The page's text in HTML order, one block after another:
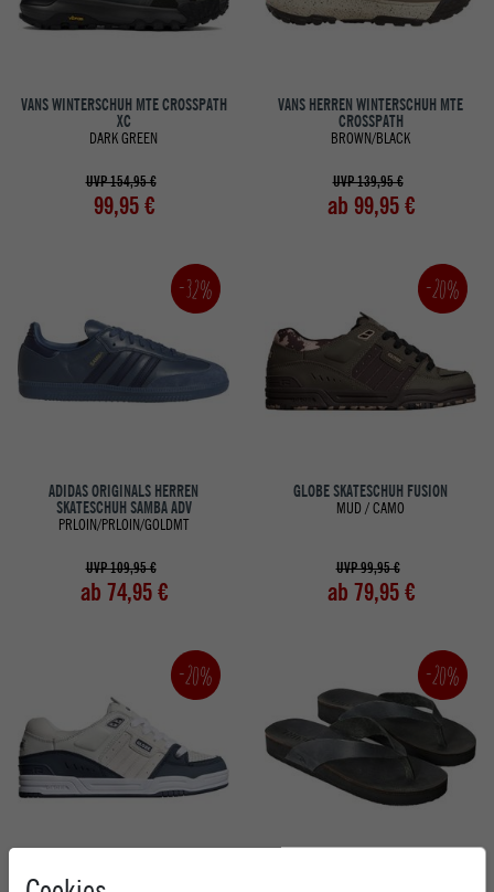
VANS WINTERSCHUH MTE CROSSPATH
XC
DARK GREEN
UVP 154,95 €
99,95 €
VANS HERREN WINTERSCHUH MTE
CROSSPATH
BROWN/BLACK
UVP 139,95 €
ab 99,95 €
-32%
ADIDAS ORIGINALS HERREN
SKATESCHUH SAMBA ADV
PRLOIN/PRLOIN/GOLDMT
UVP 109,95 €
ab 74,95 €
-20%
GLOBE SKATESCHUH FUSION
MUD / CAMO
UVP 99,95 €
ab 79,95 €
-20%
GLOBE SKATESCHUH FUSION
-20%